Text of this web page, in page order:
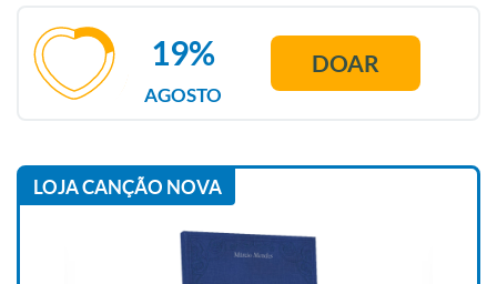
AGOSTO
19% DOAR
LOJA CANÇÃO NOVA